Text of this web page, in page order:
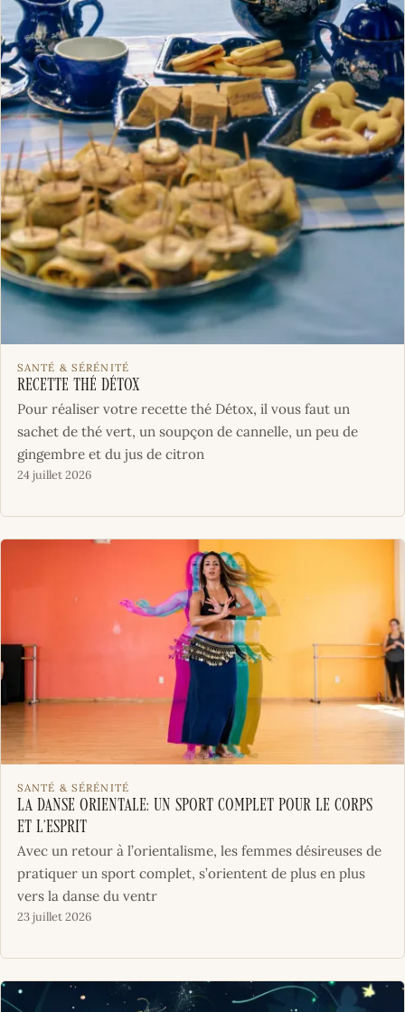
SANTÉ & SÉRÉNITÉ
Recette thé Détox
Pour réaliser votre recette thé Détox, il vous faut un
sachet de thé vert, un soupçon de cannelle, un peu de
gingembre et du jus de citron
24 juillet 2026
SANTÉ & SÉRÉNITÉ
La danse orientale: un sport complet pour le corps
et l’esprit
Avec un retour à l’orientalisme, les femmes désireuses de
pratiquer un sport complet, s’orientent de plus en plus
vers la danse du ventr
23 juillet 2026